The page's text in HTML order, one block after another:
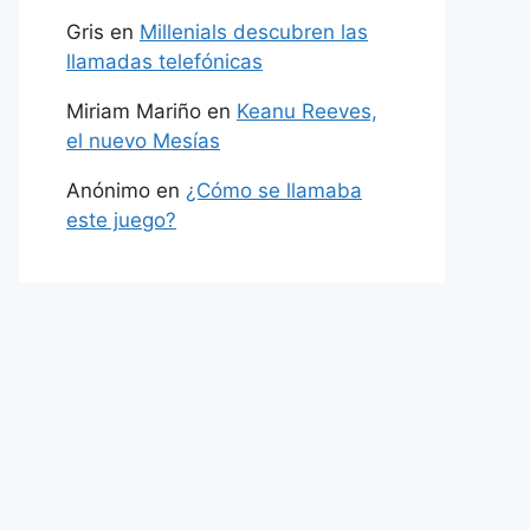
Gris en Millenials descubren las
llamadas telefónicas
Miriam Mariño en Keanu Reeves,
el nuevo Mesías
Anónimo en ¿Cómo se llamaba
este juego?